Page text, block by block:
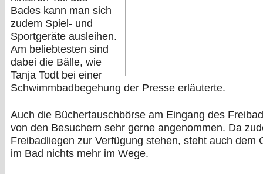
Bades kann man sich
zudem Spiel- und
Sportgeräte ausleihen.
Am beliebtesten sind
dabei die Bälle, wie
Tanja Todt bei einer
Schwimmbadbegehung der Presse erläuterte.
Auch die Büchertauschbörse am Eingang des
von den Besuchern sehr gerne angenommen. Da
Freibadliegen zur Verfügung stehen, steht auch dem
im Bad nichts mehr im Wege.